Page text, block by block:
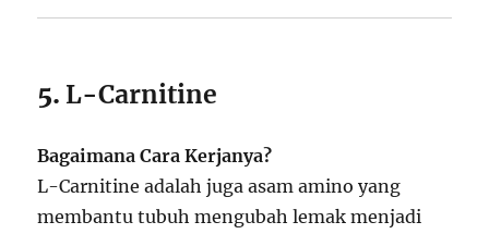
5. L-Carnitine
Bagaimana Cara Kerjanya?
L-Carnitine adalah juga asam amino yang
membantu tubuh mengubah lemak menjadi